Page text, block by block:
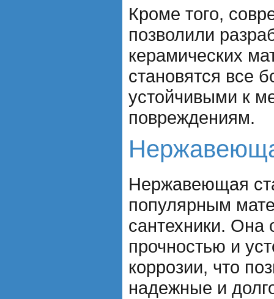
Кроме того,
позволили
керамических
становятся все
устойчивыми к
повреждениям.
Нержавеющая
популярным
сантехники. Она
прочностью и
коррозии, что
надежные и